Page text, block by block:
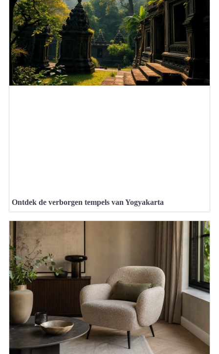
Ontdek de verborgen tempels van Yogyakarta